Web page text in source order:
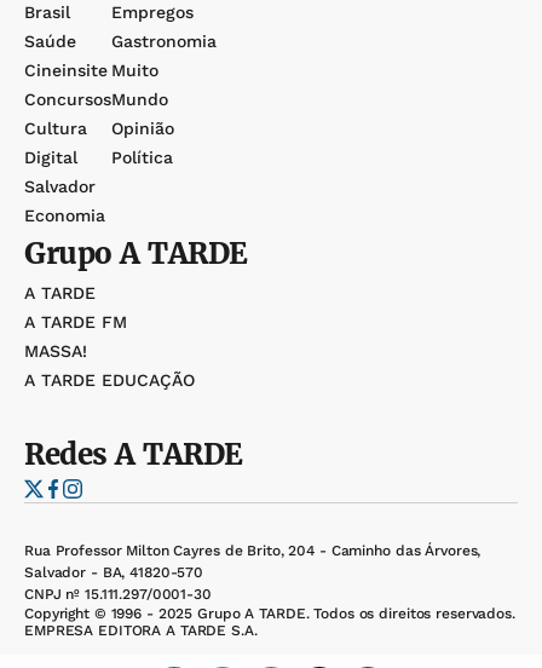
Brasil
Saúde
Cineinsite
Concursos
Cultura
Digital
Salvador
Economia
Empregos
Gastronomia
Muito
Mundo
Opinião
Política
GrupoA TARDE
A TARDE
A TARDE FM
MASSA!
A TARDE EDUCAÇÃO
RedesA TARDE
Rua Professor Milton Cayres de Brito, 204 - Caminho das Árvores,
Salvador - BA, 41820-570
CNPJ nº 15.111.297/0001-30
Copyright © 1996 - 2025 Grupo A TARDE. Todos os direitos reservados.
EMPRESA EDITORA A TARDE S.A.